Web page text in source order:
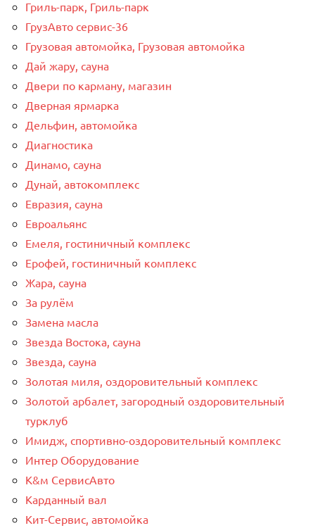
Гриль-парк, Гриль-парк
ГрузАвто сервис-36
Грузовая автомойка, Грузовая автомойка
Дай жару, сауна
Двери по карману, магазин
Дверная ярмарка
Дельфин, автомойка
Диагностика
Динамо, сауна
Дунай, автокомплекс
Евразия, сауна
Евроальянс
Емеля, гостиничный комплекс
Ерофей, гостиничный комплекс
Жара, сауна
За рулём
Замена масла
Звезда Востока, сауна
Звезда, сауна
Золотая миля, оздоровительный комплекс
Золотой арбалет, загородный оздоровительный
турклуб
Имидж, спортивно-оздоровительный комплекс
Интер Оборудование
К&м СервисАвто
Карданный вал
Кит-Сервис, автомойка